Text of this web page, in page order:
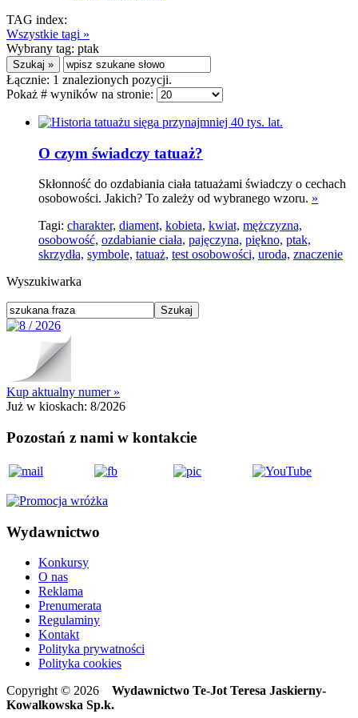
TAG index:
Wszystkie tagi »
Wybrany tag: ptak
Łącznie: 1 znalezionych pozycji.
Pokaż # wyników na stronie:
O czym świadczy tatuaż?
Skłonność do ozdabiania ciała tatuażami świadczy o cechach
osobowości. Jakich? To zależy od wybranego wzoru. »
Tagi: charakter, diament, kobieta, kwiat, mężczyzna,
osobowość, ozdabianie ciała, pajęczyna, piękno, ptak,
skrzydła, symbole, tatuaż, test osobowości, uroda, znaczenie
Wyszukiwarka
Kup aktualny numer »
Już w kioskach: 8/2026
Pozostań z nami w kontakcie
Wydawnictwo
Konkursy
O nas
Reklama
Prenumerata
Regulaminy
Kontakt
Polityka prywatności
Polityka cookies
Copyright © 2026 Wydawnictwo Te-Jot Teresa Jaskierny-
Kowalkowska Sp.k.